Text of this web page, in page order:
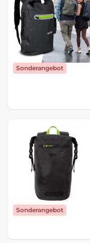
Sonderangebot
Sonderangebot